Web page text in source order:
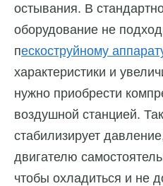
остывания. В
оборудование не
пескоструйному
характеристики и
нужно приобрести
воздушной станцией.
стабилизирует
двигателю
чтобы охладиться и не